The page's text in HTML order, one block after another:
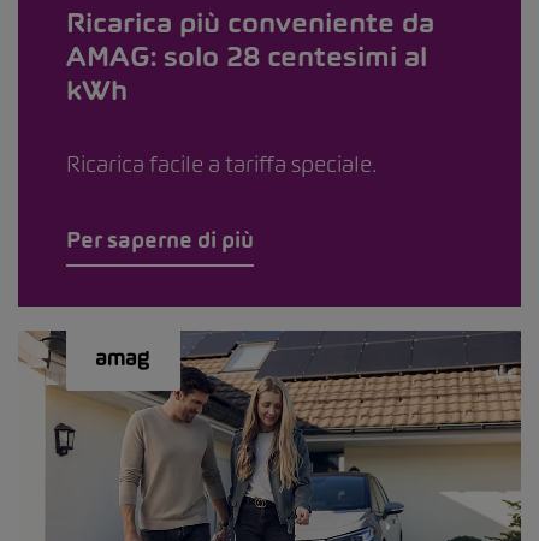
Ricarica più conveniente da
AMAG: solo 28 centesimi al
kWh
Ricarica facile a tariffa speciale.
Per saperne di più